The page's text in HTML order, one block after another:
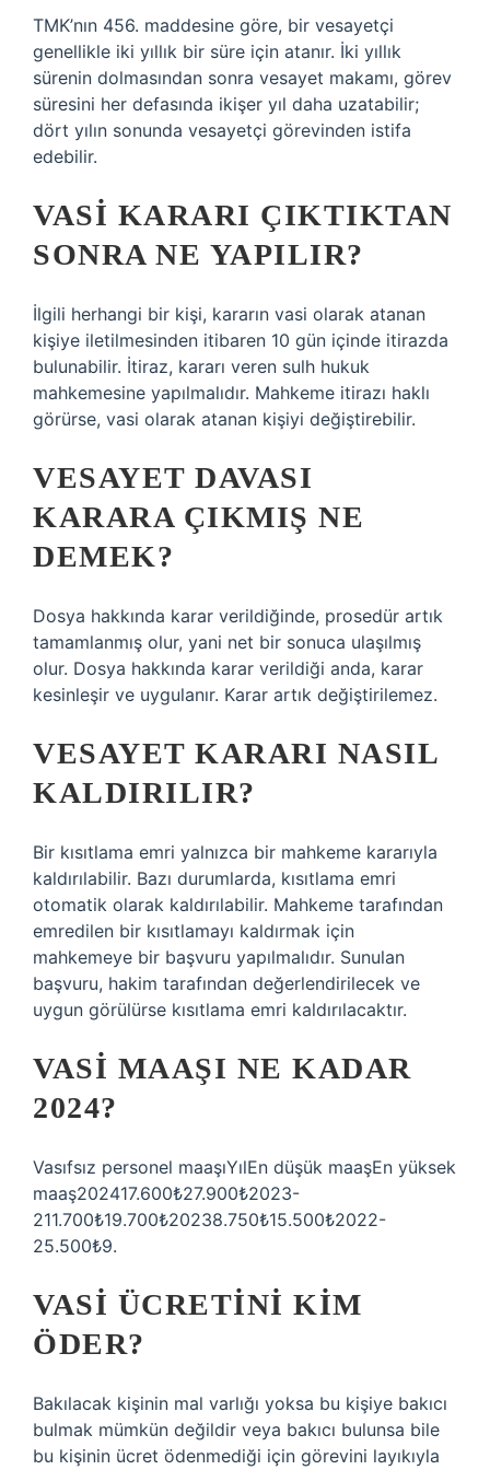
TMK’nın 456. maddesine göre, bir vesayetçi
genellikle iki yıllık bir süre için atanır. İki yıllık
sürenin dolmasından sonra vesayet makamı, görev
süresini her defasında ikişer yıl daha uzatabilir;
dört yılın sonunda vesayetçi görevinden istifa
edebilir.
VASI KARARI ÇIKTIKTAN
SONRA NE YAPILIR?
İlgili herhangi bir kişi, kararın vasi olarak atanan
kişiye iletilmesinden itibaren 10 gün içinde itirazda
bulunabilir. İtiraz, kararı veren sulh hukuk
mahkemesine yapılmalıdır. Mahkeme itirazı haklı
görürse, vasi olarak atanan kişiyi değiştirebilir.
VESAYET DAVASI
KARARA ÇIKMIŞ NE
DEMEK?
Dosya hakkında karar verildiğinde, prosedür artık
tamamlanmış olur, yani net bir sonuca ulaşılmış
olur. Dosya hakkında karar verildiği anda, karar
kesinleşir ve uygulanır. Karar artık değiştirilemez.
VESAYET KARARI NASIL
KALDIRILIR?
Bir kısıtlama emri yalnızca bir mahkeme kararıyla
kaldırılabilir. Bazı durumlarda, kısıtlama emri
otomatik olarak kaldırılabilir. Mahkeme tarafından
emredilen bir kısıtlamayı kaldırmak için
mahkemeye bir başvuru yapılmalıdır. Sunulan
başvuru, hakim tarafından değerlendirilecek ve
uygun görülürse kısıtlama emri kaldırılacaktır.
VASI MAAŞI NE KADAR
2024?
Vasıfsız personel maaşıYılEn düşük maaşEn yüksek
maaş202417.600₺27.900₺2023-
211.700₺19.700₺20238.750₺15.500₺2022-
25.500₺9.
VASI ÜCRETINI KIM
ÖDER?
Bakılacak kişinin mal varlığı yoksa bu kişiye bakıcı
bulmak mümkün değildir veya bakıcı bulunsa bile
bu kişinin ücret ödenmediği için görevini layıkıyla